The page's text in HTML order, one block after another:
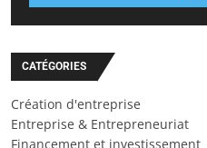
CATÉGORIES
Création d'entreprise
Entreprise & Entrepreneuriat
Financement et investissement